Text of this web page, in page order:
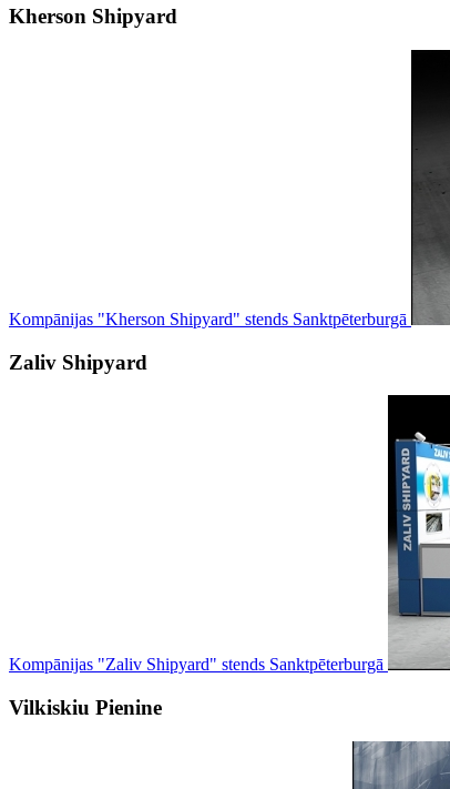
Kherson Shipyard
Kompānijas "Kherson Shipyard" stends Sanktpēterburgā
Zaliv Shipyard
Kompānijas "Zaliv Shipyard" stends Sanktpēterburgā
Vilkiskiu Pienine